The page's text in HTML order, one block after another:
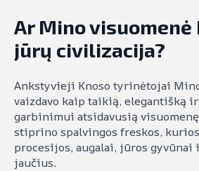
Ar Mino
jūrų civilizacija?
Ankstyvieji Knoso tyrinėtojai
vaizdavo kaip taikią, elegantišką
garbinimui atsidavusią
stiprino spalvingos freskos,
procesijos, augalai, jūros
jaučius.